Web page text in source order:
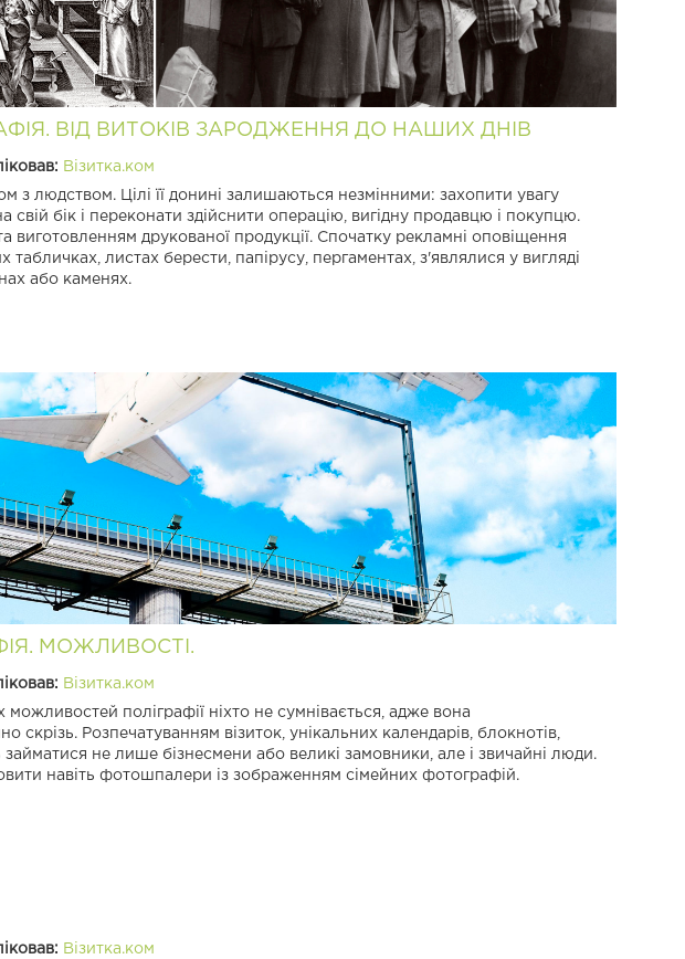
ВІД ВИТОКІВ ЗАРОДЖЕННЯ ДО НАШИХ ДНІВ
Візитка.ком
з людством. Цілі її донині залишаються незмінними: захопити увагу
свій бік і переконати здійснити операцію, вигідну продавцю і покупцю.
виготовленням друкованої продукції. Спочатку рекламні оповіщення
табличках, листах берести, папірусу, пергаментах, з'являлися у вигляді
або каменях.
МОЖЛИВОСТІ.
Візитка.ком
можливостей поліграфії ніхто не сумнівається, адже вона
скрізь. Розпечатуванням візиток, унікальних календарів, блокнотів,
займатися не лише бізнесмени або великі замовники, але і звичайні люди.
навіть фотошпалери із зображенням сімейних фотографій.
Візитка.ком